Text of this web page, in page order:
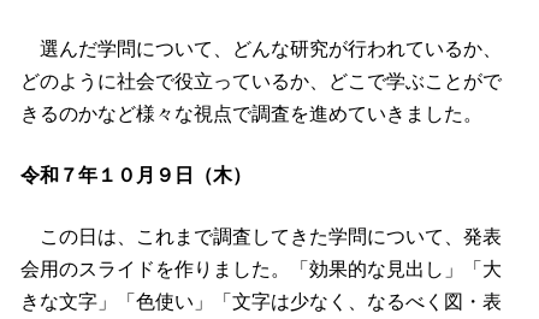
選んだ学問について、どんな研究が行われているか、
どのように社会で役立っているか、どこで学ぶことがで
きるのかなど様々な視点で調査を進めていきました。
令和７年１０月９日（木）
この日は、これまで調査してきた学問について、発表
会用のスライドを作りました。「効果的な見出し」「大
きな文字」「色使い」「文字は少なく、なるべく図・表